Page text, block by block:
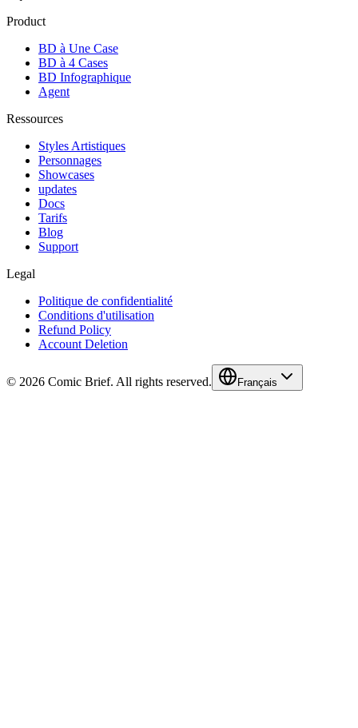
Product
BD à Une Case
BD à 4 Cases
BD Infographique
Agent
Ressources
Styles Artistiques
Personnages
Showcases
updates
Docs
Tarifs
Blog
Support
Legal
Politique de confidentialité
Conditions d'utilisation
Refund Policy
Account Deletion
© 2026 Comic Brief. All rights reserved. Français